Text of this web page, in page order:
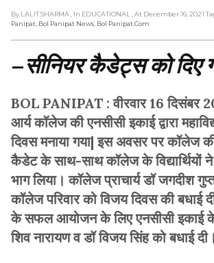
By LALIT SHARMA , In EDUCATIONAL , At December 16, 2021
Panipat Bol Panipat News Bol Panipat.com
–सीनियर कैडेट्स को दिए
BOL PANIPAT : वीरवार 16 दिसंबर
आर्य कॉलेज की एनसीसी इकाई द्वारा
दिवस मनाया गया| इस अवसर पर कॉलेज
कैडेट के साथ-साथ कॉलेज के विद्यार्थियों
भाग लिया। कॉलेज प्राचार्य डॉ जगदीश
कॉलेज परिवार को विजय दिवस की बधाई
के सफल आयोजन के लिए एनसीसी इकाई
शिव नारायण व डॉ विजय सिंह को बधाई दी।